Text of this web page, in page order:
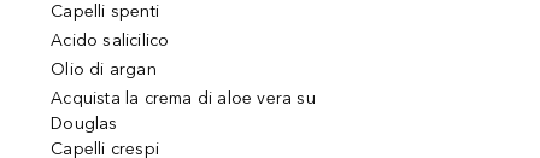
Capelli spenti
Acido salicilico
Olio di argan
Acquista la crema di aloe vera su
Douglas
Capelli crespi